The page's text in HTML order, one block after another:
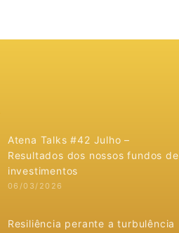
Atena Talks #42 Julho –
Resultados dos nossos fundos de
investimentos
06/03/2026
Resiliência perante a turbulência